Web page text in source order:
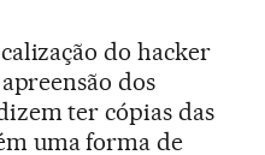
do hacker
dos
ter cópias das
uma forma de